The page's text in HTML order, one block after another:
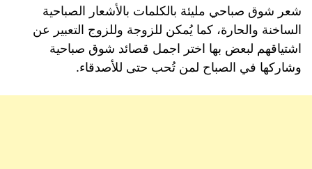
شعر شوق صباحي مليئة بالكلمات بالأشعار الصباحية
الساخنة والحارة، كما يُمكن للزوجة وللزوج التعبير عن
اشتياقهم لبعض بها اختر اجمل قصائد شوق صباحية
وشاركها في الصباح لمن تُحب حتى للأصدقاء.